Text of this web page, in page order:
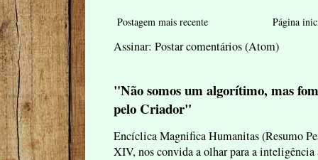
Postagem mais recente Página
Assinar: Postar comentários (Atom)
"Não somos um algorítimo, mas
pelo Criador"
Encíclica Magnifica Humanitas (Resumo
XIV, nos convida a olhar para a